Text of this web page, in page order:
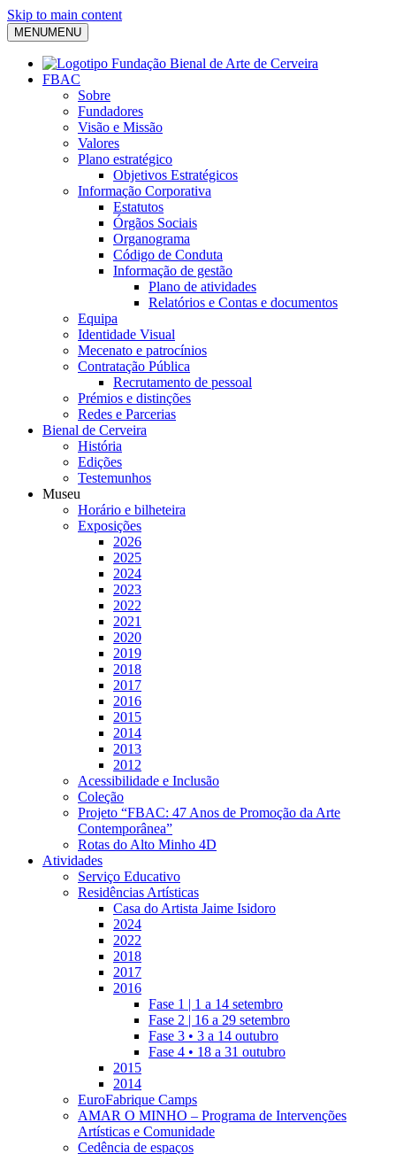
Skip to main content
MENUMENU
FBAC
Sobre
Fundadores
Visão e Missão
Valores
Plano estratégico
Objetivos Estratégicos
Informação Corporativa
Estatutos
Órgãos Sociais
Organograma
Código de Conduta
Informação de gestão
Plano de atividades
Relatórios e Contas e documentos
Equipa
Identidade Visual
Mecenato e patrocínios
Contratação Pública
Recrutamento de pessoal
Prémios e distinções
Redes e Parcerias
Bienal de Cerveira
História
Edições
Testemunhos
Museu
Horário e bilheteira
Exposições
2026
2025
2024
2023
2022
2021
2020
2019
2018
2017
2016
2015
2014
2013
2012
Acessibilidade e Inclusão
Coleção
Projeto “FBAC: 47 Anos de Promoção da Arte
Contemporânea”
Rotas do Alto Minho 4D
Atividades
Serviço Educativo
Residências Artísticas
Casa do Artista Jaime Isidoro
2024
2022
2018
2017
2016
Fase 1 | 1 a 14 setembro
Fase 2 | 16 a 29 setembro
Fase 3 • 3 a 14 outubro
Fase 4 • 18 a 31 outubro
2015
2014
EuroFabrique Camps
AMAR O MINHO – Programa de Intervenções
Artísticas e Comunidade
Cedência de espaços